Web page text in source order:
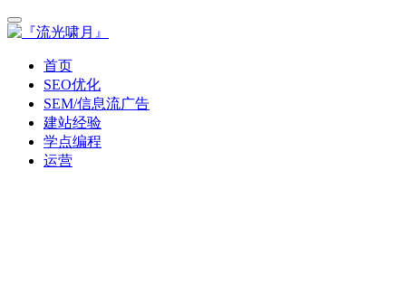
首页
SEO优化
SEM/信息流广告
建站经验
学点编程
运营